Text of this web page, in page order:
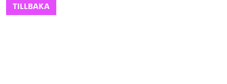
TILLBAKA